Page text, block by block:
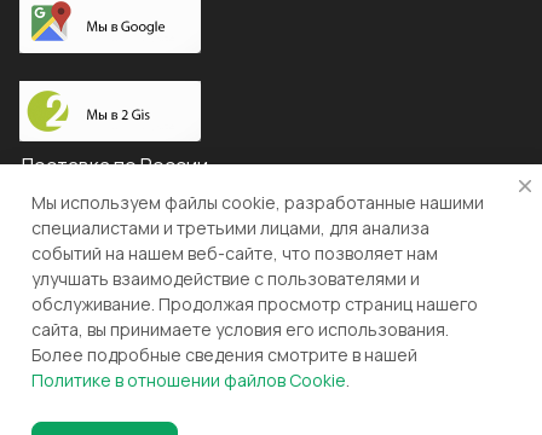
Доставка по России
© 2026 "ЛЕВША"
Конфиденциальность
Оферта
Разработка и поддержка gianit.ru
Мы используем файлы cookie, разработанные нашими
специалистами и третьими лицами, для анализа
событий на нашем веб-сайте, что позволяет нам
улучшать взаимодействие с пользователями и
обслуживание. Продолжая просмотр страниц нашего
сайта, вы принимаете условия его использования.
Более подробные сведения смотрите в нашей
Политике в отношении файлов Cookie.